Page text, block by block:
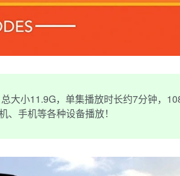
大小11.9G，单集播放时长约7分钟，
手机等各种设备播放！